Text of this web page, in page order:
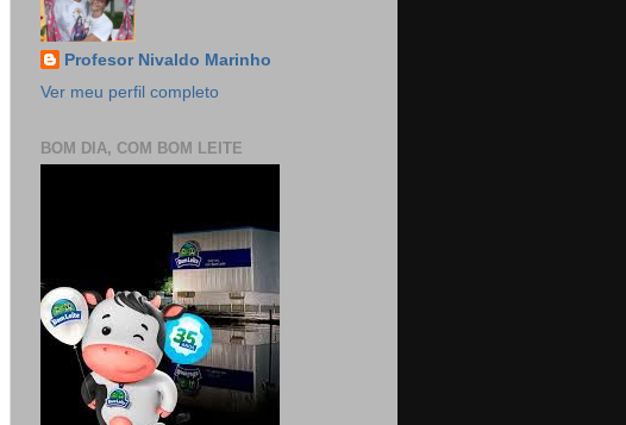
Profesor Nivaldo Marinho
Ver meu perfil completo
BOM DIA, COM BOM LEITE